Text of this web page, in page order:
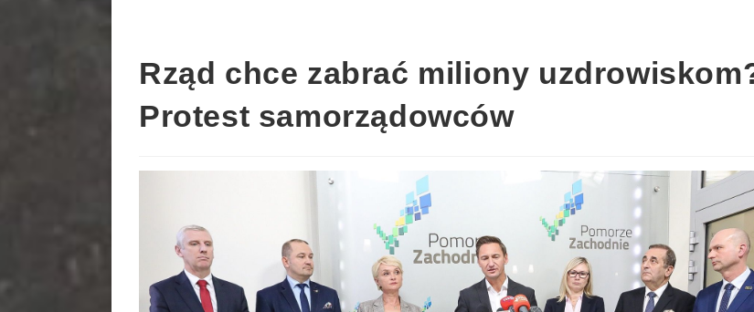
Rząd chce zabrać miliony
Protest samorządowców